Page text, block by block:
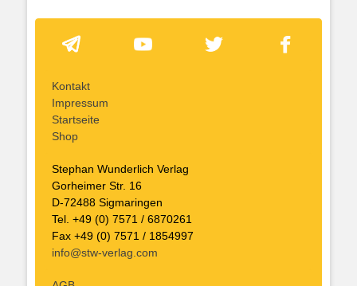
Kontakt
Impressum
Startseite
Shop
Stephan Wunderlich Verlag
Gorheimer Str. 16
D-72488 Sigmaringen
Tel. +49 (0) 7571 / 6870261
Fax +49 (0) 7571 / 1854997
info@stw-verlag.com